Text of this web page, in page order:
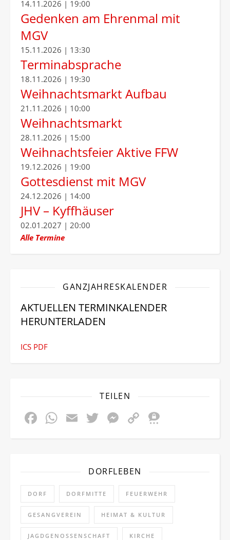
14.11.2026 | 19:00
Gedenken am Ehrenmal mit
MGV
15.11.2026 | 13:30
Terminabsprache
18.11.2026 | 19:30
Weihnachtsmarkt Aufbau
21.11.2026 | 10:00
Weihnachtsmarkt
28.11.2026 | 15:00
Weihnachtsfeier Aktive FFW
19.12.2026 | 19:00
Gottesdienst mit MGV
24.12.2026 | 14:00
JHV – Kyffhäuser
02.01.2027 | 20:00
Alle Termine
GANZJAHRESKALENDER
AKTUELLEN TERMINKALENDER
HERUNTERLADEN
ICS PDF
TEILEN
Facebook
WhatsApp
EmailTwitter
Messenger
Copy
Link
DORFLEBEN
DORF DORFMITTE FEUERWEHR
GESANGVEREIN HEIMAT & KULTUR
JAGDGENOSSENSCHAFT KIRCHE